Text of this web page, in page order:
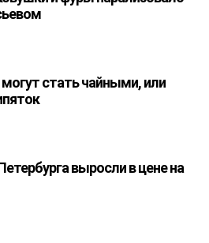
стать чайными, или
выросли в цене на